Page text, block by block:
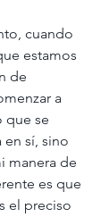
cuando
estamos
de
a
que se
en sí, sino
manera de
es que
el preciso